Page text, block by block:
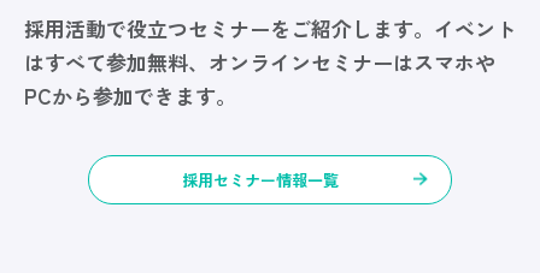
採用活動で役立つセミナーをご紹介します。イベント
はすべて参加無料、オンラインセミナーはスマホや
PCから参加できます。
採用セミナー情報一覧